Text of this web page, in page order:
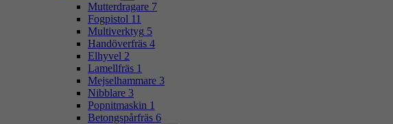
Mutterdragare 7
Fogpistol 11
Multiverktyg 5
Handöverfräs 4
Elhyvel 2
Lamellfräs 1
Mejselhammare 3
Nibblare 3
Popnitmaskin 1
Betongspårfräs 6